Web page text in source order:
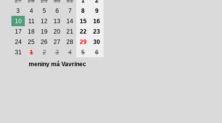
3
4 5 6 7 8
9
10
11 12 13 14 15
16
17
18 19 20 21 22
23
24
25 26 27 28 29
30
31
1 2 3 4 5
6
meniny má Vavrinec